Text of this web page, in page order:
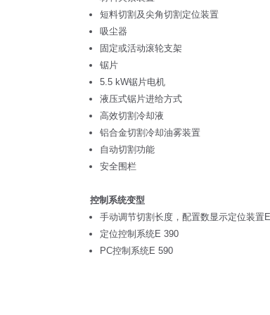
短料切割及尖角切割定位装置
吸尘器
固定或活动滚轮支架
锯片
5.5 kW锯片电机
液压式锯片进给方式
高效切割冷却液
铝合金切割冷却油雾装置
自动切割功能
安全围栏
控制系统变型
手动调节切割长度，配置数显示定位装置
定位控制系统E 390
PC控制系统E 590